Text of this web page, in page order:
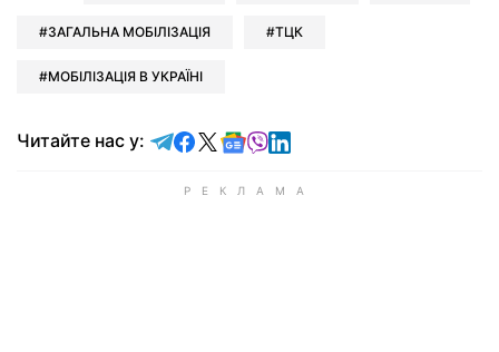
ЗАГАЛЬНА МОБІЛІЗАЦІЯ ТЦК
МОБІЛІЗАЦІЯ В УКРАЇНІ
Читайте нас у: Читайте у Telegram
Читайте у Facebook
Читайте у X
Читайте у Google news
Читайте у Viber
Читайте у LinkedIn